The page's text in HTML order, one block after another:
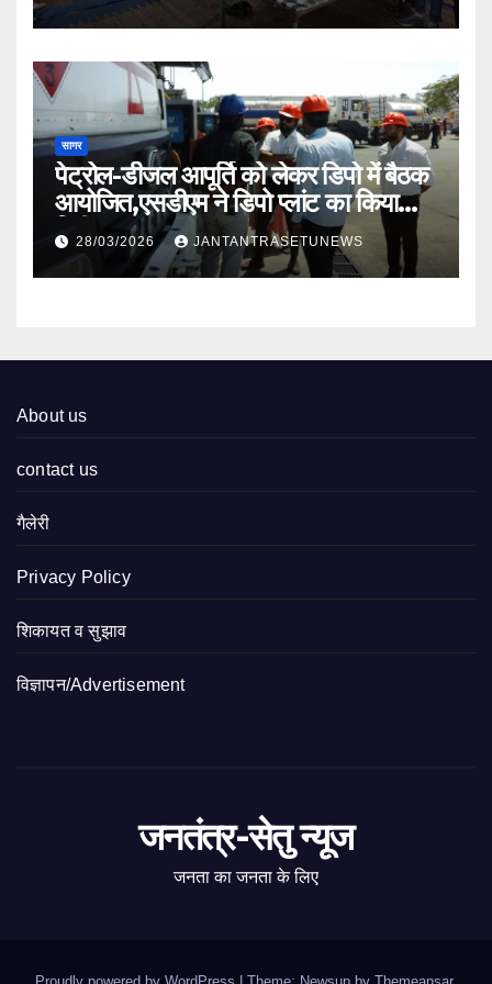
सागर
पेट्रोल-डीजल आपूर्ति को लेकर डिपो में बैठक
आयोजित,एसडीएम ने डिपो प्लांट का किया
निरीक्षण
28/03/2026 JANTANTRASETUNEWS
About us
contact us
गैलेरी
Privacy Policy
शिकायत व सुझाव
विज्ञापन/Advertisement
जनतंत्र-सेतु न्यूज
जनता का जनता के लिए